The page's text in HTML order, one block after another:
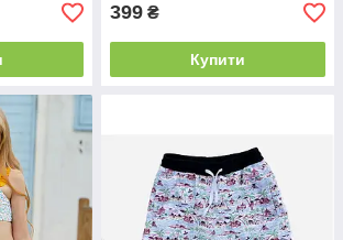
399 ₴
Купити